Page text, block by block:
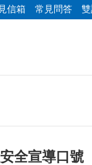
信箱 常見問答
全宣導口號